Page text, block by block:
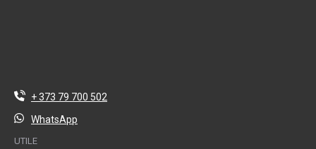
+ 373 79 700 502
WhatsApp
UTILE